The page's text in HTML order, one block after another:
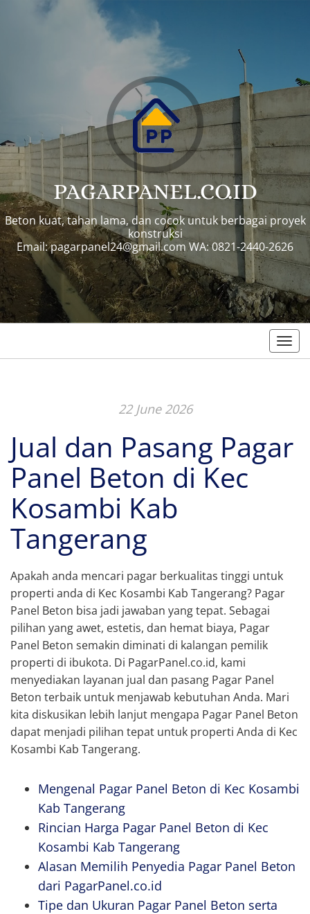
PAGARPANEL.CO.ID
Beton kuat, tahan lama, dan cocok untuk berbagai proyek
konstruksi
Email:pagarpanel24@gmail.com WA: 0821-2440-2626
22 June 2026
Jual dan Pasang Pagar
Panel Beton di Kec
Kosambi Kab
Tangerang
Apakah anda mencari pagar berkualitas tinggi untuk
properti anda di Kec Kosambi Kab Tangerang? Pagar
Panel Beton bisa jadi jawaban yang tepat. Sebagai
pilihan yang awet, estetis, dan hemat biaya, Pagar
Panel Beton semakin diminati di kalangan pemilik
properti di ibukota. Di PagarPanel.co.id, kami
menyediakan layanan jual dan pasang Pagar Panel
Beton terbaik untuk menjawab kebutuhan Anda. Mari
kita diskusikan lebih lanjut mengapa Pagar Panel Beton
dapat menjadi pilihan tepat untuk properti Anda di Kec
Kosambi Kab Tangerang.
Mengenal Pagar Panel Beton di Kec Kosambi
Kab Tangerang
Rincian Harga Pagar Panel Beton di Kec
Kosambi Kab Tangerang
Alasan Memilih Penyedia Pagar Panel Beton
dari PagarPanel.co.id
Tipe dan Ukuran Pagar Panel Beton serta